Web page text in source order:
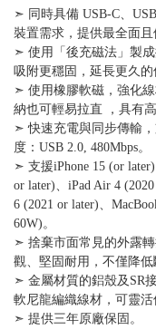
➣ 同時具備 USB-C、
裝置需求，提供最全面且
➣ 使用「後充磁法」製
吸附更穩固，延長更久的
➣ 使用橡膠軟磁，強化
納也可輕易拉直 ，具有
➣ 快速充電與同步傳輸
度：USB 2.0, 480Mbps。
➣ 支援iPhone 15 (or
or later)、iPad Air 4
6 (2021 or later)、
60W)。
➣ 捨棄市面常見的外露
觀、堅固耐用，不僅降低
➣ 金屬材質的鋁殼及SR
軟尼龍編織線材，可靈活
➣ 提供三年原廠保固。